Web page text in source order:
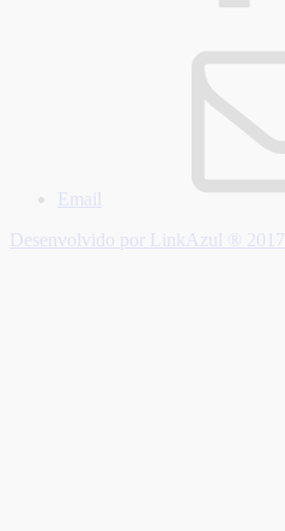
Email
Desenvolvido por LinkAzul ® 2017